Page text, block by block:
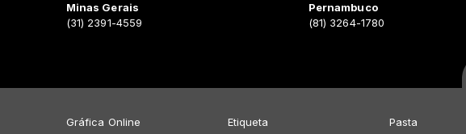
Minas Gerais
(31) 2391-4559
Pernambuco
(81) 3264-1780
Gráfica Online
Etiqueta
Pasta